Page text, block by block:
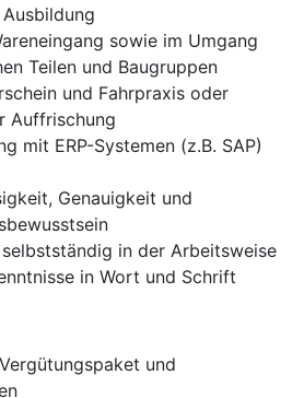
sowie im Umgang
Teilen und Baugruppen
und Fahrpraxis oder
Auffrischung
mit ERP-Systemen (z.B. SAP)
Genauigkeit und
in der Arbeitsweise
in Wort und Schrift
und